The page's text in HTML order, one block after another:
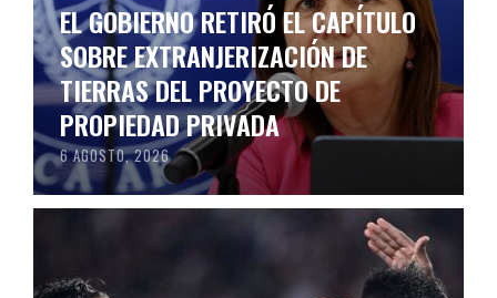
EL GOBIERNO RETIRÓ EL CAPÍTULO
SOBRE EXTRANJERIZACIÓN DE
TIERRAS DEL PROYECTO DE
PROPIEDAD PRIVADA
6 AGOSTO, 2026